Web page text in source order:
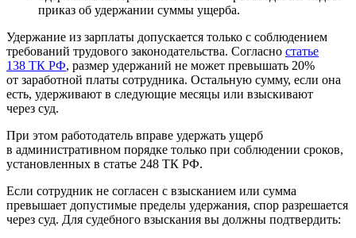
приказ об удержании суммы ущерба.
Удержание из зарплаты допускается только с соблюдением
требований трудового законодательства. Согласно статье
138 ТК РФ, размер удержаний не может превышать 20%
от заработной платы сотрудника. Остальную сумму, если она
есть, удерживают в следующие месяцы или взыскивают
через суд.
При этом работодатель вправе удержать ущерб
в административном порядке только при соблюдении сроков,
установленных в статье 248 ТК РФ.
Если сотрудник не согласен с взысканием или сумма
превышает допустимые пределы удержания, спор разрешается
через суд. Для судебного взыскания вы должны подтвердить: